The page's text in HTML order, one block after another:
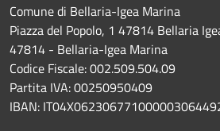
Comune di Bellaria-Igea Marina
Piazza del Popolo, 1 47814 Bellaria
47814 - Bellaria-Igea Marina
Codice Fiscale: 002.509.504.09
Partita IVA: 00250950409
IBAN: